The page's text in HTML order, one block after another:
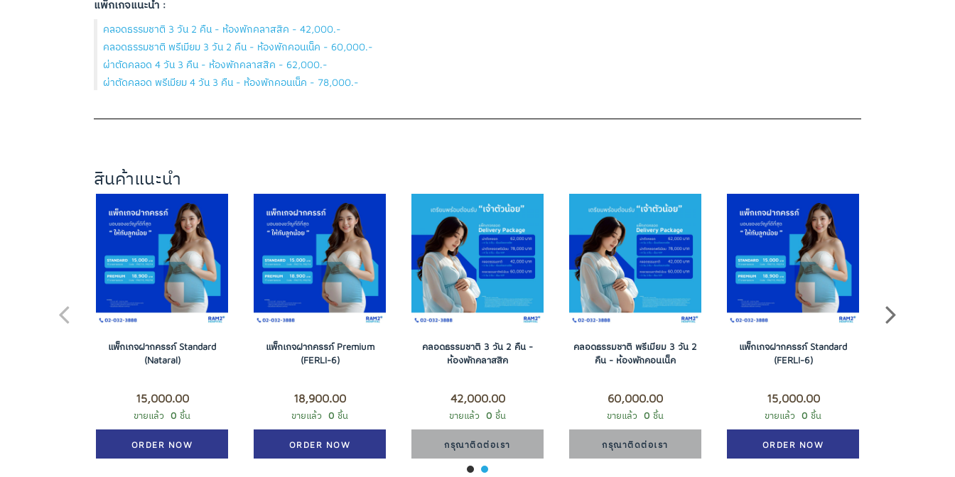
แพ็กเกจแนะนำ :
คลอดธรรมชาติ 3 วัน 2 คืน - ห้องพักคลาสสิค - 42,000.-
คลอดธรรมชาติ พรีเมียม 3 วัน 2 คืน - ห้องพักคอนเน็ค - 60,000.-
ผ่าตัดคลอด 4 วัน 3 คืน - ห้องพักคลาสสิค - 62,000.-
ผ่าตัดคลอด พรีเมียม 4 วัน 3 คืน - ห้องพักคอนเน็ค - 78,000.-
สินค้าแนะนำ
แพ็กเกจฝากครรภ์ Standard
(Nataral)
15,000.00
ขายแล้ว 0 ชิ้น
ORDER NOW
แพ็กเกจฝากครรภ์ Premium
(FERLI-6)
18,900.00
ขายแล้ว 0 ชิ้น
ORDER NOW
คลอดธรรมชาติ 3 วัน 2 คืน -
ห้องพักคลาสสิค
42,000.00
ขายแล้ว 0 ชิ้น
กรุณาติดต่อเรา
คลอดธรรมชาติ พรีเมียม 3 วัน 2
คืน - ห้องพักคอนเน็ค
60,000.00
ขายแล้ว 0 ชิ้น
กรุณาติดต่อเรา
แพ็กเกจฝากครรภ์ Standard
(FERLI-6)
15,000.00
ขายแล้ว 0 ชิ้น
ORDER NOW